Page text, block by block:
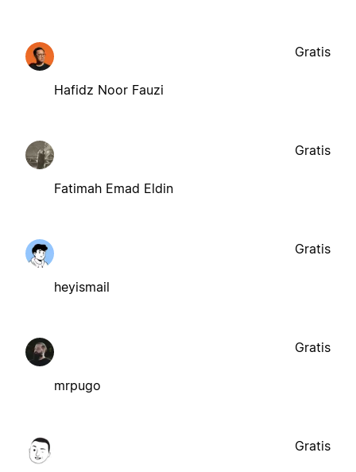
Hafidz Noor Fauzi
Gratis
Fatimah Emad Eldin
Gratis
heyismail
Gratis
mrpugo
Gratis
Gratis